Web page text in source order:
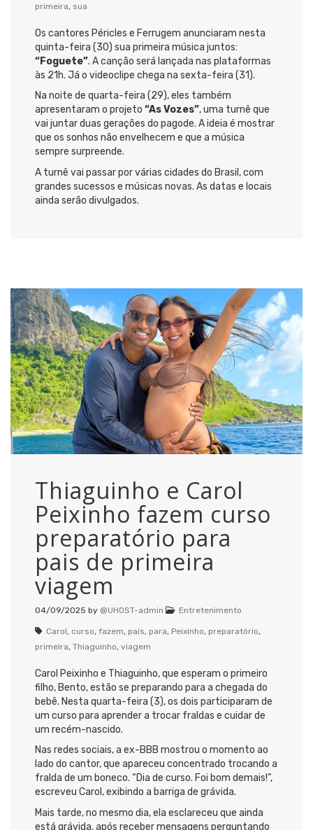
primeira, sua
Os cantores Péricles e Ferrugem anunciaram nesta
quinta-feira (30) sua primeira música juntos:
“Foguete”. A canção será lançada nas plataformas
às 21h. Já o videoclipe chega na sexta-feira (31).
Na noite de quarta-feira (29), eles também
apresentaram o projeto “As Vozes”, uma turnê que
vai juntar duas gerações do pagode. A ideia é mostrar
que os sonhos não envelhecem e que a música
sempre surpreende.
A turnê vai passar por várias cidades do Brasil, com
grandes sucessos e músicas novas. As datas e locais
ainda serão divulgados.
Thiaguinho e Carol
Peixinho fazem curso
preparatório para
pais de primeira
viagem
04/09/2025 by @UHOST-admin Entretenimento
Carol, curso, fazem, país, para, Peixinho, preparatório,
primeira, Thiaguinho, viagem
Carol Peixinho e Thiaguinho, que esperam o primeiro
filho, Bento, estão se preparando para a chegada do
bebê. Nesta quarta-feira (3), os dois participaram de
um curso para aprender a trocar fraldas e cuidar de
um recém-nascido.
Nas redes sociais, a ex-BBB mostrou o momento ao
lado do cantor, que apareceu concentrado trocando a
fralda de um boneco. “Dia de curso. Foi bom demais!”,
escreveu Carol, exibindo a barriga de grávida.
Mais tarde, no mesmo dia, ela esclareceu que ainda
está grávida, após receber mensagens perguntando